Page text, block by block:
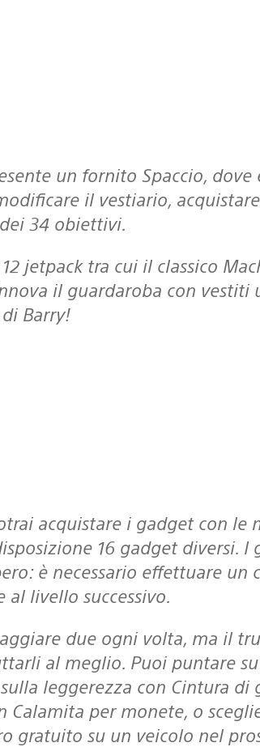
il vestiario,
34 obiettivi.
il guardaroba con vestiti
Barry!
16 gadget diversi.
è necessario effettuare
al livello successivo.
al meglio. Puoi puntare
leggerezza con Cintura di
Calamita per monete, o
gratuito su un veicolo nel